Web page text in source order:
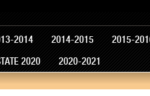
2014 2014-2015 2015-
2020 2020-2021